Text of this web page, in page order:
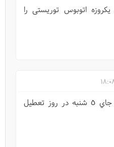
اتوبوس توریستی را
سلام لطفا تور نمارستاق به جاي ٥ شنبه در روز تعطيل